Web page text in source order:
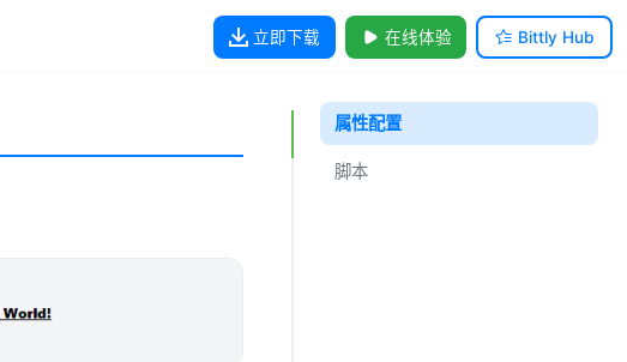
立即下载 在线体验 Bittly Hub
属性配置
脚本